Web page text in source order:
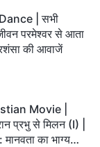
| सभी
परमेश्वर से आता
की आवाजें
Movie |
प्रभु से मिलन (I) |
का भाग्य